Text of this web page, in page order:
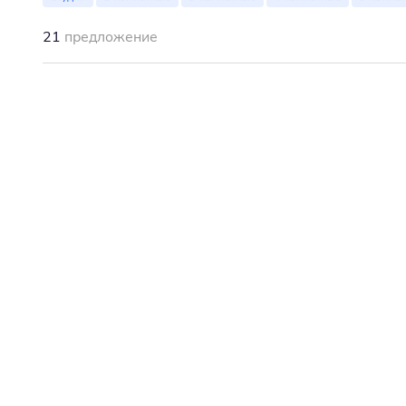
21 предложение